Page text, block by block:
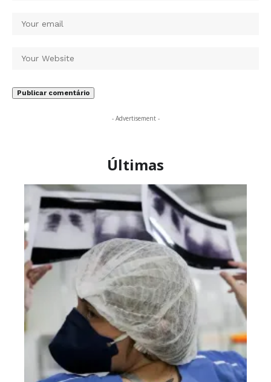
- Advertisement -
Últimas